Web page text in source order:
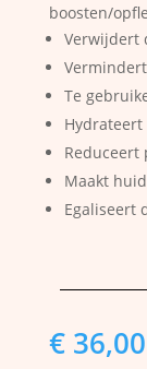
boosten/
Verwijdert
Te
Hydrateert
Reduceert
Maakt
Egaliseert
€36,00